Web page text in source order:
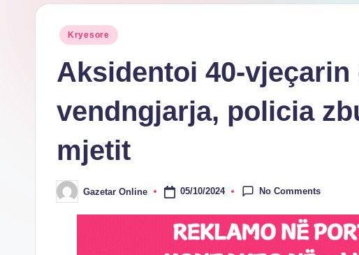
g ngut
Posted
Kryesore
Aksidentoi 40-vjeçarin
vendngjarja, policia
mjetit
Posted
by
Gazetar Online 05/10/2024 No Comments